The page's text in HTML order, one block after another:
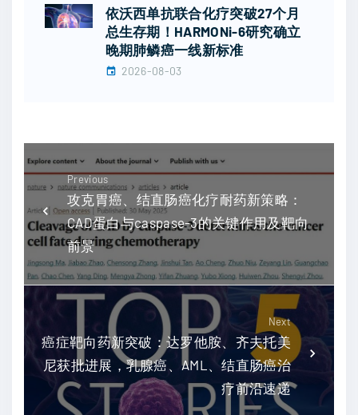
依沃西单抗联合化疗突破27个月
总生存期！HARMONi-6研究确立
晚期肺鳞癌一线新标准
2026-08-03
Previous
攻克胃癌、结直肠癌化疗耐药新策略：
CAD蛋白与caspase-3的关键作用及靶向
前景
Next
癌症靶向药新突破：达罗他胺、齐夫托美
尼获批进展，乳腺癌、AML、结直肠癌治
疗前沿速递